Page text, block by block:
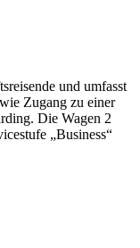
und umfasst
Zugang zu einer
Die Wagen 2
„Business“